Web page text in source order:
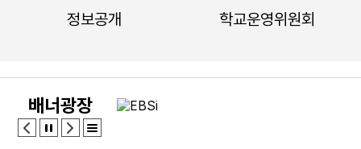
광복절
17
대체공휴일
17
여름방학
17
대체공휴일
정보공개 학교운영위원회
배너광장